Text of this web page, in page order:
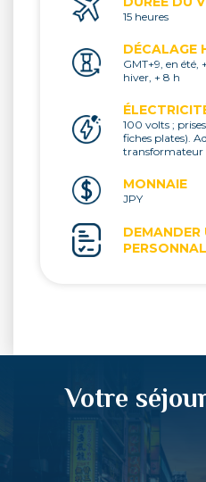
15 heures
DÉCALAGE
GMT+9, en été,
hiver, + 8 h
100 volts ;
fiches plates).
transformateur
MONNAIE
JPY
DEMANDER
Votre